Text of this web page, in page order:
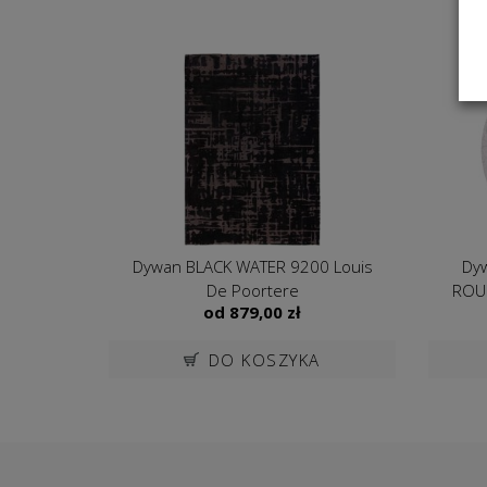
Dywan BLACK WATER 9200 Louis
De Poortere
od 879,00 zł
DO KOSZYKA